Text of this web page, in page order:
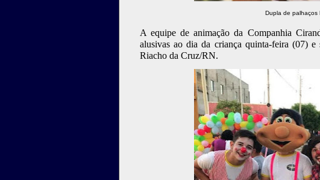
Dupla de palhaços
A equipe de animação da Companhia
alusivas ao dia da criança quinta-feira (07)
Riacho da Cruz/RN.